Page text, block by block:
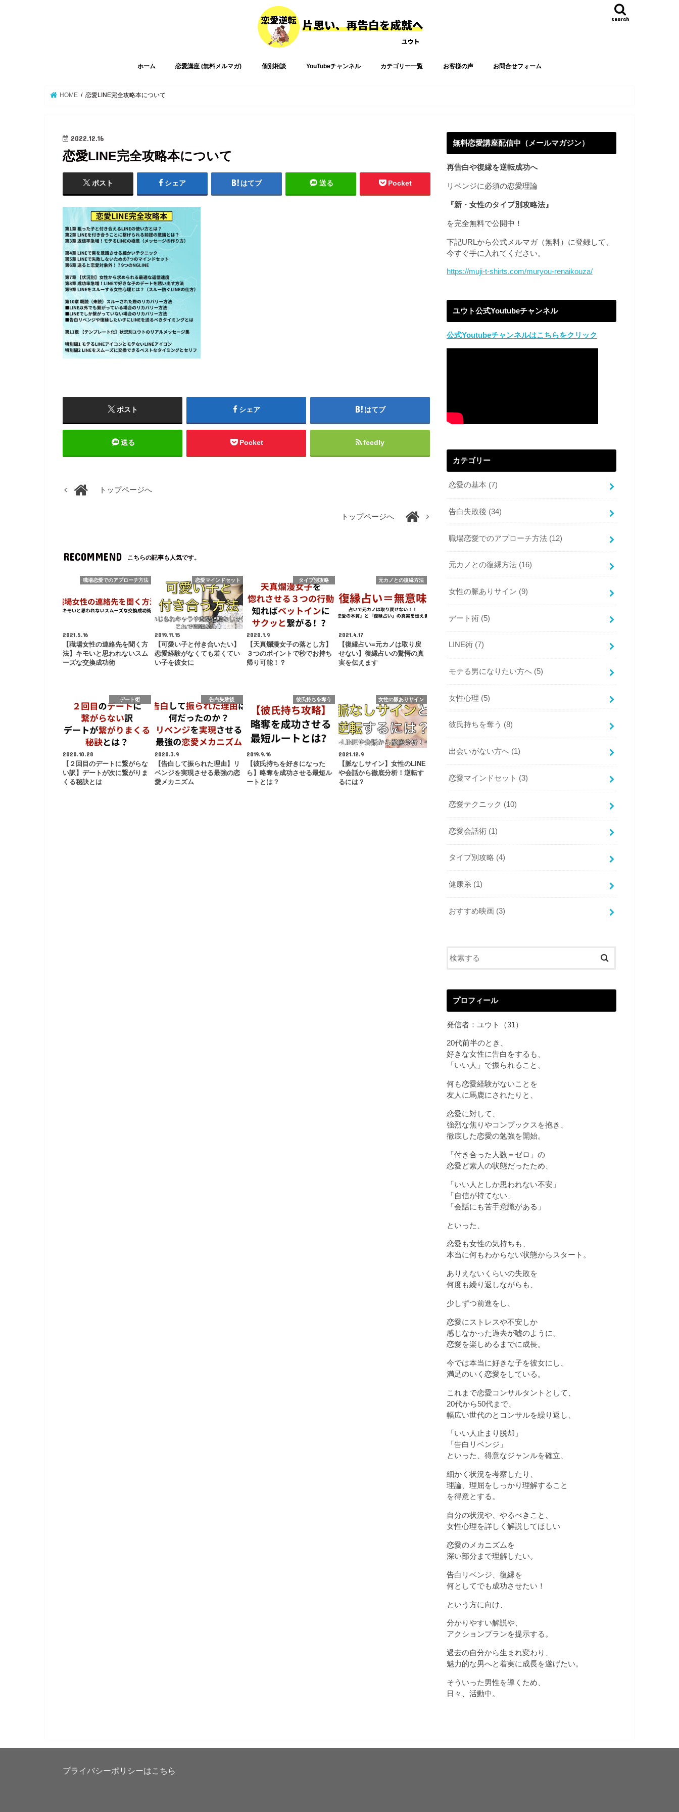
search
ホーム 恋愛講座 (無料メルマガ) 個別相談 YouTubeチャンネル カテゴリー一覧 お客様の声 お問合せフォーム
HOME 恋愛LINE完全攻略本について
2022.12.16
恋愛LINE完全攻略本について
ポスト シェア はてブ 送る Pocket
ポスト シェア はてブ
送る Pocket feedly
トップページへ
トップページへ
RECOMMEND こちらの記事も人気です。
職場恋愛でのアプローチ方法
2021.5.16
【職場女性の連絡先を聞く方
法】キモいと思われないスム
ーズな交換成功術
恋愛マインドセット
2019.11.15
【可愛い子と付き合いたい】
恋愛経験がなくても若くてい
い子を彼女に
タイプ別攻略
2020.1.9
【天真爛漫女子の落とし方】
３つのポイントで秒でお持ち
帰り可能！？
元カノとの復縁方法
2021.4.17
【復縁占い=元カノは取り戻
せない】復縁占いの驚愕の真
実を伝えます
デート術
2020.10.28
【２回目のデートに繋がらな
い訳】デートが次に繋がりま
くる秘訣とは
告白失敗後
2020.3.9
【告白して振られた理由】リ
ベンジを実現させる最強の恋
愛メカニズム
彼氏持ちを奪う
2019.9.16
【彼氏持ちを好きになった
ら】略奪を成功させる最短ル
ートとは？
女性の脈ありサイン
2021.12.9
【脈なしサイン】女性のLINE
や会話から徹底分析！逆転す
るには？
無料恋愛講座配信中（メールマガジン）
再告白や復縁を逆転成功へ
リベンジに必須の恋愛理論
『新・女性のタイプ別攻略法』
を完全無料で公開中！
下記URLから公式メルマガ（無料）に登録して、
今すぐ手に入れてください。
https://muji-t-shirts.com/muryou-renaikouza/
ユウト公式Youtubeチャンネル
公式Youtubeチャンネルはこちらをクリック
カテゴリー
恋愛の基本 (7)
告白失敗後 (34)
職場恋愛でのアプローチ方法 (12)
元カノとの復縁方法 (16)
女性の脈ありサイン (9)
デート術 (5)
LINE術 (7)
モテる男になりたい方へ (5)
女性心理 (5)
彼氏持ちを奪う (8)
出会いがない方へ (1)
恋愛マインドセット (3)
恋愛テクニック (10)
恋愛会話術 (1)
タイプ別攻略 (4)
健康系 (1)
おすすめ映画 (3)
プロフィール
発信者：ユウト（31）
20代前半のとき、
好きな女性に告白をするも、
「いい人」で振られること、
何も恋愛経験がないことを
友人に馬鹿にされたりと、
恋愛に対して、
強烈な焦りやコンプックスを抱き、
徹底した恋愛の勉強を開始。
「付き合った人数＝ゼロ」の
恋愛ど素人の状態だったため、
「いい人としか思われない不安」
「自信が持てない」
「会話にも苦手意識がある」
といった、
恋愛も女性の気持ちも、
本当に何もわからない状態からスタート。
ありえないくらいの失敗を
何度も繰り返しながらも、
少しずつ前進をし、
恋愛にストレスや不安しか
感じなかった過去が嘘のように、
恋愛を楽しめるまでに成長。
今では本当に好きな子を彼女にし、
満足のいく恋愛をしている。
これまで恋愛コンサルタントとして、
20代から50代まで、
幅広い世代のとコンサルを繰り返し、
「いい人止まり脱却」
「告白リベンジ」
といった、得意なジャンルを確立、
細かく状況を考察したり、
理論、理屈をしっかり理解すること
を得意とする。
自分の状況や、やるべきこと、
女性心理を詳しく解説してほしい
恋愛のメカニズムを
深い部分まで理解したい。
告白リベンジ、復縁を
何としてでも成功させたい！
という方に向け、
分かりやすい解説や、
アクションプランを提示する。
過去の自分から生まれ変わり、
魅力的な男へと着実に成長を遂げたい。
そういった男性を導くため、
日々、活動中。
プライバシーポリシーはこちら